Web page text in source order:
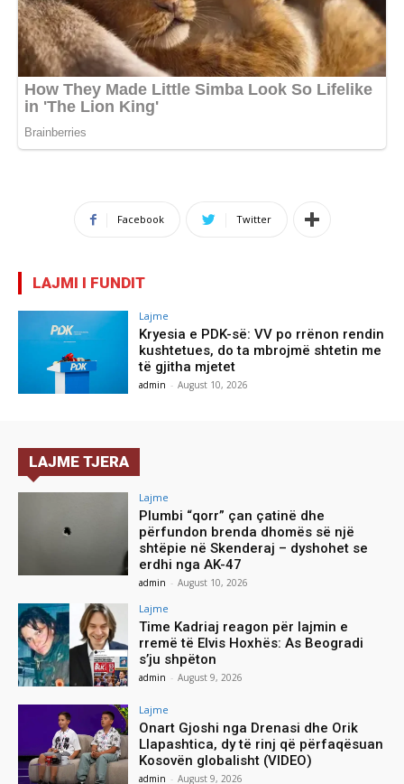
Facebook Twitter
LAJMI I FUNDIT
Lajme
Kryesia e PDK-së: VV po rrënon rendin
kushtetues, do ta mbrojmë shtetin me
të gjitha mjetet
admin - August 10, 2026
LAJME TJERA
Lajme
Plumbi “qorr” çan çatinë dhe
përfundon brenda dhomës së një
shtëpie në Skenderaj – dyshohet se
erdhi nga AK-47
admin - August 10, 2026
Lajme
Time Kadriaj reagon për lajmin e
rremë të Elvis Hoxhës: As Beogradi
s’ju shpëton
admin - August 9, 2026
Lajme
Onart Gjoshi nga Drenasi dhe Orik
Llapashtica, dy të rinj që përfaqësuan
Kosovën globalisht (VIDEO)
admin - August 9, 2026